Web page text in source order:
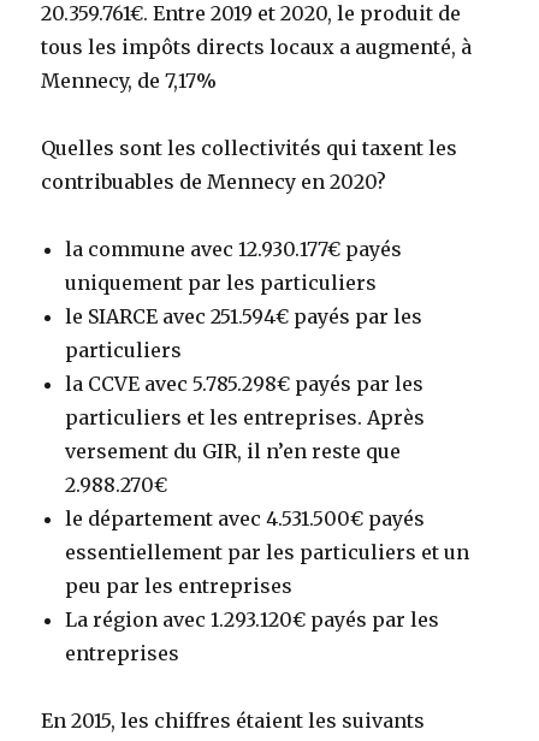
20.359.761€. Entre 2019 et 2020, le produit de
tous les impôts directs locaux a augmenté, à
Mennecy, de 7,17%
Quelles sont les collectivités qui taxent les
contribuables de Mennecy en 2020?
la commune avec 12.930.177€ payés
uniquement par les particuliers
le SIARCE avec 251.594€ payés par les
particuliers
la CCVE avec 5.785.298€ payés par les
particuliers et les entreprises. Après
versement du GIR, il n’en reste que
2.988.270€
le département avec 4.531.500€ payés
essentiellement par les particuliers et un
peu par les entreprises
La région avec 1.293.120€ payés par les
entreprises
En 2015, les chiffres étaient les suivants